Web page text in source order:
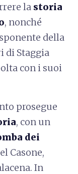
la storia
, nonché
della
di Staggia
con i suoi
prosegue
, con un
dei
Casone,
In